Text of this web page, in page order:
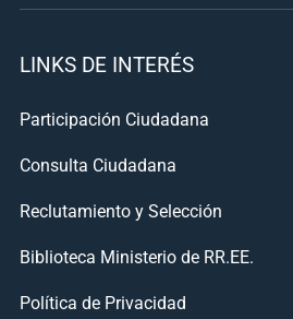
LINKS DE INTERÉS
Participación Ciudadana
Consulta Ciudadana
Reclutamiento y Selección
Biblioteca Ministerio de RR.EE.
Política de Privacidad